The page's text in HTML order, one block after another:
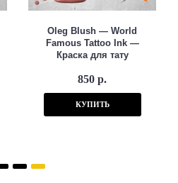
Oleg Blush — World
Famous Tattoo Ink —
Краска для тату
850 р.
КУПИТЬ